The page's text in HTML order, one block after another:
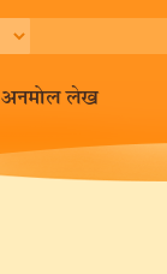
अनमोल लेख